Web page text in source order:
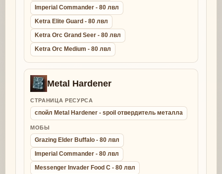
Imperial Commander - 80 лвл
Ketra Elite Guard - 80 лвл
Ketra Orc Grand Seer - 80 лвл
Ketra Orc Medium - 80 лвл
Metal Hardener
СТРАНИЦА РЕСУРСА
спойл Metal Hardener - spoil отвердитель металла
МОБЫ
Grazing Elder Buffalo - 80 лвл
Imperial Commander - 80 лвл
Messenger Invader Food C - 80 лвл